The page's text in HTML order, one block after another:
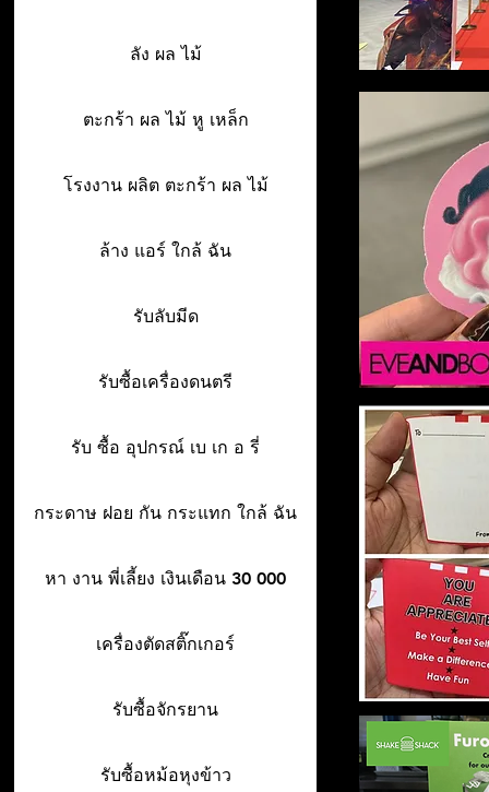
ลัง ผล ไม้
ตะกร้า ผล ไม้ หู เหล็ก
โรงงาน ผลิต ตะกร้า ผล ไม้
ล้าง แอร์ ใกล้ ฉัน
รับลับมีด
รับซื้อเครื่องดนตรี
รับ ซื้อ อุปกรณ์ เบ เก อ รี่
กระดาษ ฝอย กัน กระแทก ใกล้ ฉัน
หา งาน พี่เลี้ยง เงินเดือน 30 000
เครื่องตัดสติ๊กเกอร์
รับซื้อจักรยาน
รับซื้อหม้อหุงข้าว